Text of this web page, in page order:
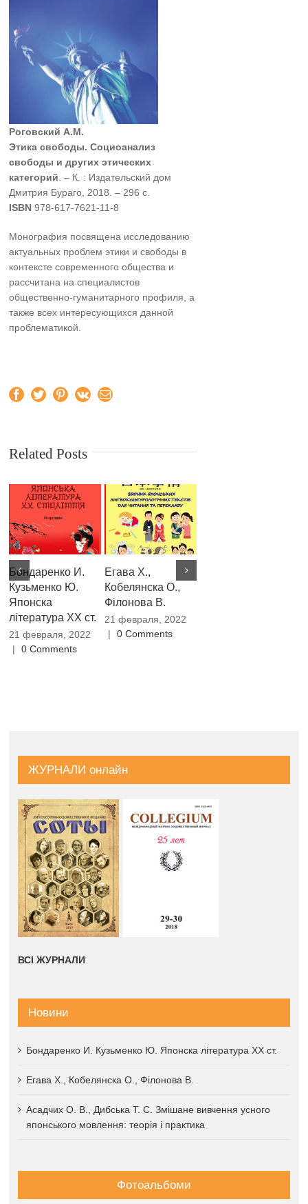
Роговский А.М.
Этика свободы. Социоанализ
свободы и других этических
категорий . – К. : Издательский дом
Дмитрия Бураго, 2018. – 296 с.
ISBN 978-617-7621-11-8
Монография посвящена исследованию
актуальных проблем этики и свободы в
контексте современного общества и
рассчитана на специалистов
общественно-гуманитарного профиля, а
также всех интересующихся данной
проблематикой.
Facebook
TwitterPinterest
Vk Email
Related Posts
Бондаренко И.
Кузьменко Ю.
Японска
література XX ст.
21 февраля, 2022
|
0 Comments
Егава Х.,
Кобелянска О.,
Філонова В.
21 февраля, 2022
|
0 Comments
ЖУРНАЛИ онлайн
ВСІ ЖУРНАЛИ
Новини
Бондаренко И. Кузьменко Ю. Японска література XX ст.
Егава Х., Кобелянска О., Філонова В.
Асадчих О. В., Дибська Т. С. Змішане вивчення усного
японського мовлення: теорія і практика
Фотоальбоми